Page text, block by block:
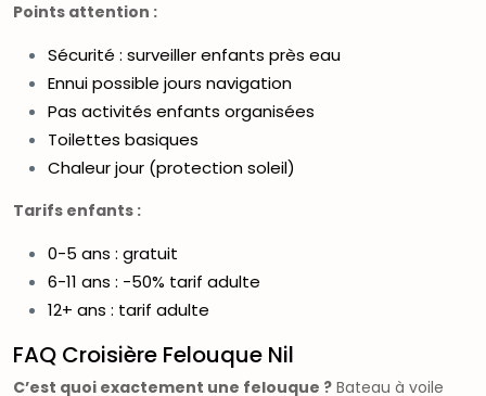
Points attention :
Sécurité : surveiller enfants près eau
Ennui possible jours navigation
Pas activités enfants organisées
Toilettes basiques
Chaleur jour (protection soleil)
Tarifs enfants :
0-5 ans : gratuit
6-11 ans : -50% tarif adulte
12+ ans : tarif adulte
FAQ Croisière Felouque Nil
C’est quoi exactement une felouque ? Bateau à voile